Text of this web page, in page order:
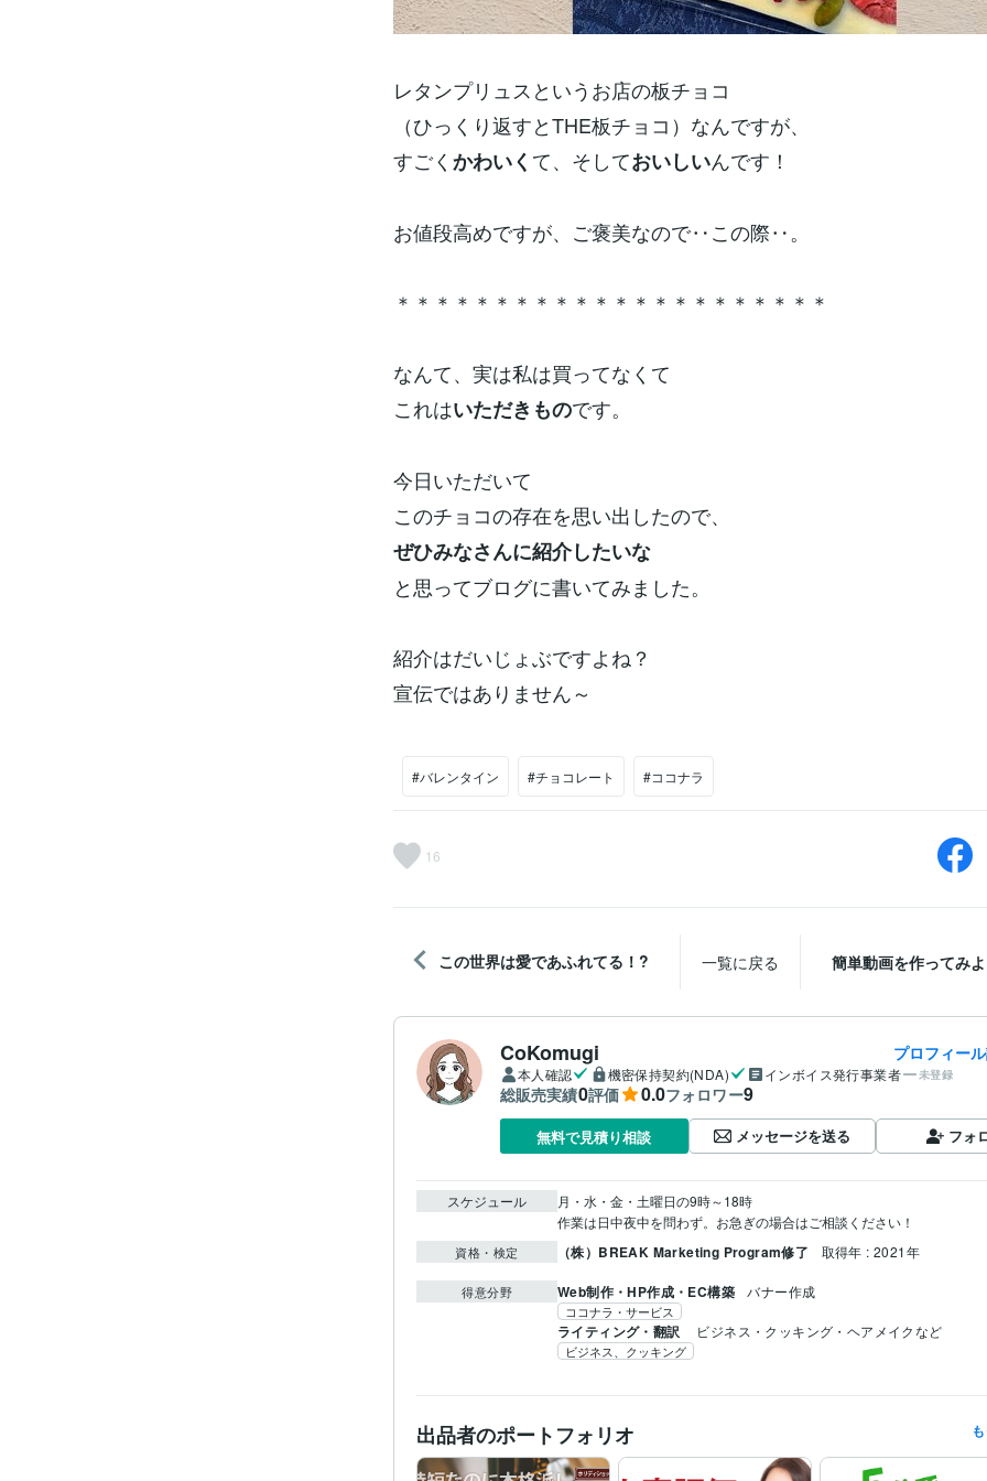
レタンプリュスというお店の板チョコ
（ひっくり返すとTHE板チョコ）なんですが、
すごく かわいく て、そしておいしいんです！
お値段高めですが、ご褒美なので‥この際‥。
＊＊＊＊＊＊＊＊＊＊＊＊＊＊＊＊＊＊＊＊＊＊
なんて、実は私は買ってなくて
これはいただきものです。
今日いただいて
このチョコの存在を思い出したので、
ぜひみなさんに紹介したいな
と思ってブログに書いてみました。
紹介はだいじょぶですよね？
宣伝ではありません～
#バレンタイン #チョコレート #ココナラ
16
この世界は愛であふれてる！? 一覧に戻る 簡単動画を作ってみ
CoKomugi プロフィー
本人確認 機密保持契約(NDA) インボイス発行事業者 未登録
総販売実績0評価 0.0フォロワー9
無料で見積り相談 メッセージを送る フォ
スケジュール
月・水・金・土曜日の9時～18時
作業は日中夜中を問わず。お急ぎの場合はご相談ください！
資格・検定 （株）BREAK Marketing Program修了 取得年 : 2021年
得意分野 Web制作・HP作成・EC構築 バナー作成
ココナラ・サービス
ライティング・翻訳 ビジネス・クッキング・ヘアメイクなど
ビジネス、クッキング
出品者のポートフォリオ